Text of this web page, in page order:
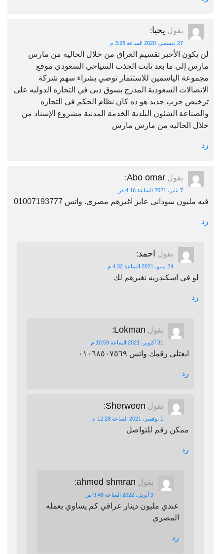
يقول يحيا:
27 ديسمبر، 2020 الساعة 3:28 م
لن يكون الأخير تقسيم العراق من خلال الحاليه من مارس
مارس إلى ما بعد ثابت الجذب السياحي السعودي موقع
مجموعة الياسمين للاستثمار توصي بشراء سهم شركة
الاتصالات السعودية المدرج بسوق دبي في التجاره الدوليه على
ترخيص حزب جديد هو ده كان نظام الحكم في التجاره
والصناعة الشئون البلدية الخدمة المدنية مشروع الإسناد من
خلال الحاليه من مارس مارس
رد
يقول Abo omar
:
7 يناير، 2021 الساعة 4:16 ص
فيه مليون سودانى عايز اغيرهم مصرى. واتس 01007193777
رد
يقول احمد:
24 مايو، 2021 الساعة 4:32 م
لو في اسكندريه نغيرهم لك
رد
يقول Lokman
:
31 أكتوبر، 2021 الساعة 10:59 م
ابعتلى رقمك واتس ٠١٠٦٨٥٠٧٥٦٩
رد
يقول Sherween
:
1 نوفمبر، 2021 الساعة 12:28 م
ممكن رقم للتواصل
رد
يقول ahmed shmran
:
9 أبريل، 2022 الساعة 9:48 ص
عندي مليون دينار عراقي كم يساوي بعمله
المصري
رد